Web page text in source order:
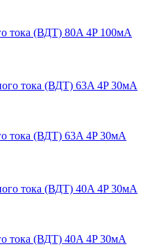
тока (ВДТ) 80A 4P 100мА
тока (ВДТ) 63A 4P 30мА
тока (ВДТ) 40A 4P 30мА